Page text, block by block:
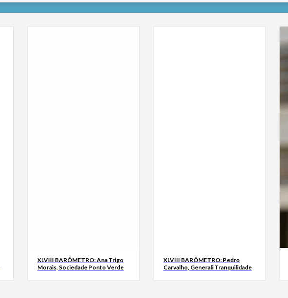
XLVIII BARÓMETRO: Ana Trigo
Morais, Sociedade Ponto Verde
XLVIII BARÓMETRO: Pedro
Carvalho, Generali Tranquilidade